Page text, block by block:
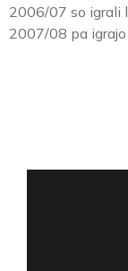
2006/07 so igrali
2007/08 pa